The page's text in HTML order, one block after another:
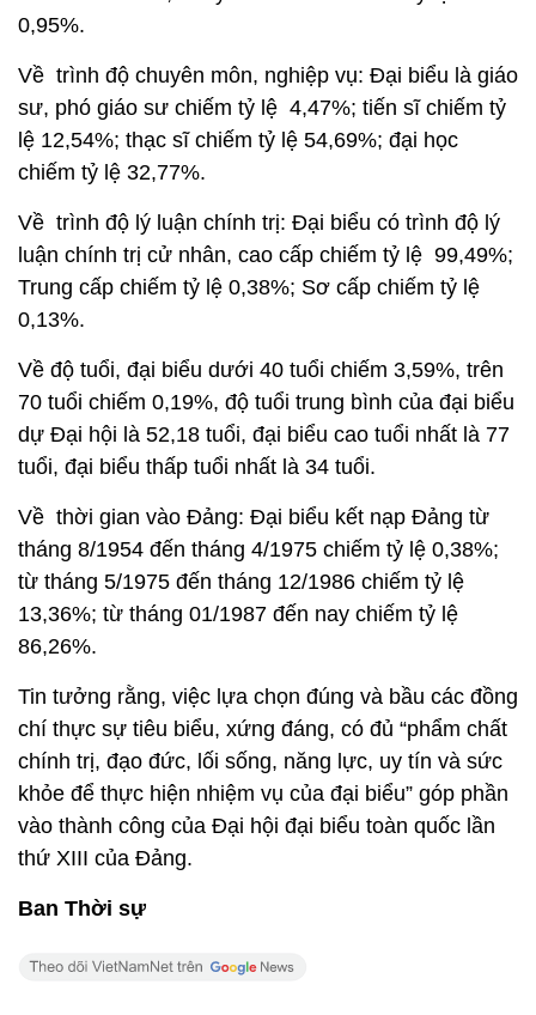
0,95%.
Về trình độ chuyên môn, nghiệp vụ: Đại biểu là giáo
sư, phó giáo sư chiếm tỷ lệ 4,47%; tiến sĩ chiếm tỷ
lệ 12,54%; thạc sĩ chiếm tỷ lệ 54,69%; đại học
chiếm tỷ lệ 32,77%.
Về trình độ lý luận chính trị: Đại biểu có trình độ lý
luận chính trị cử nhân, cao cấp chiếm tỷ lệ 99,49%;
Trung cấp chiếm tỷ lệ 0,38%; Sơ cấp chiếm tỷ lệ
0,13%.
Về độ tuổi, đại biểu dưới 40 tuổi chiếm 3,59%, trên
70 tuổi chiếm 0,19%, độ tuổi trung bình của đại biểu
dự Đại hội là 52,18 tuổi, đại biểu cao tuổi nhất là 77
tuổi, đại biểu thấp tuổi nhất là 34 tuổi.
Về thời gian vào Đảng: Đại biểu kết nạp Đảng từ
tháng 8/1954 đến tháng 4/1975 chiếm tỷ lệ 0,38%;
từ tháng 5/1975 đến tháng 12/1986 chiếm tỷ lệ
13,36%; từ tháng 01/1987 đến nay chiếm tỷ lệ
86,26%.
Tin tưởng rằng, việc lựa chọn đúng và bầu các đồng
chí thực sự tiêu biểu, xứng đáng, có đủ “phẩm chất
chính trị, đạo đức, lối sống, năng lực, uy tín và sức
khỏe để thực hiện nhiệm vụ của đại biểu” góp phần
vào thành công của Đại hội đại biểu toàn quốc lần
thứ XIII của Đảng.
Ban Thời sự